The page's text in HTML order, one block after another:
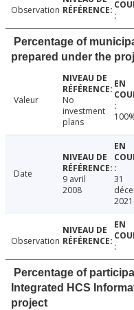
Observation
Percentage of
prepared under the
Valeur
No
investment
plans
Date
9 avril
2008
31
2021
Observation
Percentage of
Integrated HCS
project